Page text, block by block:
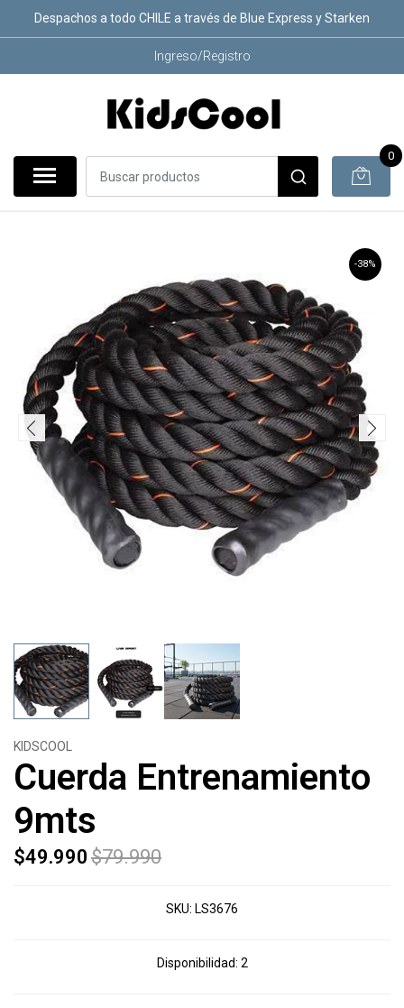
Despachos a todo CHILE a través de Blue Express y Starken
Ingreso/Registro
0
-38%
KIDSCOOL
Cuerda Entrenamiento
9mts
$49.990 $79.990
SKU: LS3676
Disponibilidad: 2